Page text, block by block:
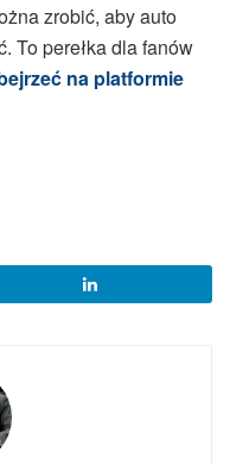
zrobić, aby auto
To perełka dla fanów
na platformie